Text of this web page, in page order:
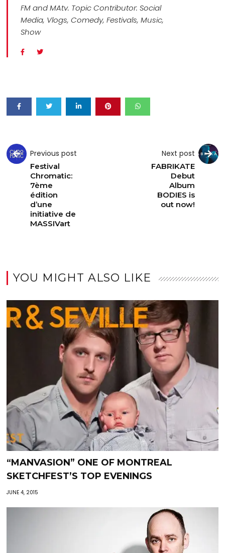
FM and MAtv. Topic Contributor: Social
Media, Vlogs, Comedy, Festivals, Music,
Show
Previous post
Festival
Chromatic:
7ème
édition
d’une
initiative de
MASSIVart
Next post
FABRIKATE
Debut
Album
BODIES is
out now!
YOU MIGHT ALSO LIKE
“MANVASION” ONE OF MONTREAL
SKETCHFEST’S TOP EVENINGS
JUNE 4, 2015